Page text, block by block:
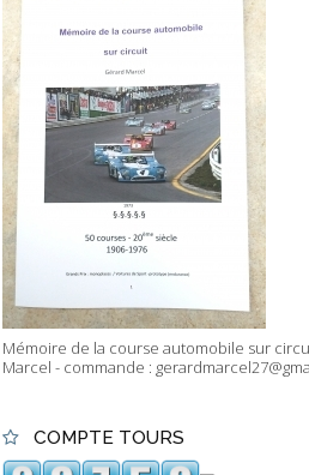
Mémoire de la course automobile sur
Marcel - commande :
COMPTE TOURS